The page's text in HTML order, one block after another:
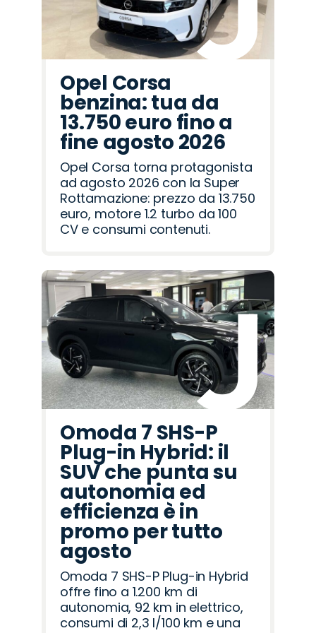
Opel Corsa
benzina: tua da
13.750 euro fino a
fine agosto 2026
Opel Corsa torna protagonista
ad agosto 2026 con la Super
Rottamazione: prezzo da 13.750
euro, motore 1.2 turbo da 100
CV e consumi contenuti.
Omoda 7 SHS-P
Plug-in Hybrid: il
SUV che punta su
autonomia ed
efficienza è in
promo per tutto
agosto
Omoda 7 SHS-P Plug-in Hybrid
offre fino a 1.200 km di
autonomia, 92 km in elettrico,
consumi di 2,3 l/100 km e una